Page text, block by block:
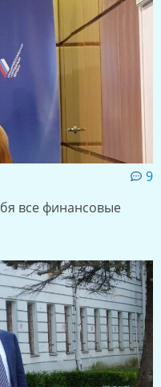
выборы…
9
все финансовые